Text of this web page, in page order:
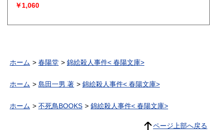
￥1,060
ホーム 春陽堂 錦絵殺人事件< 春陽文庫>
ホーム 島田一男 著 錦絵殺人事件< 春陽文庫>
ホーム 不死鳥BOOKS 錦絵殺人事件< 春陽文庫>
ページ上部へ戻る